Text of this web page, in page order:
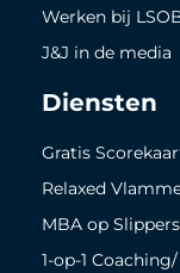
Werken bij
J&J in de media
Diensten
Gratis
Relaxed
MBA op
1-op-1